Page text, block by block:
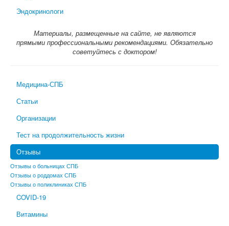
Эндокринологи
Материалы, размещенные на сайте, не являются
прямыми профессиональными рекомендациями. Обязательно
советуйтесь с доктором!
Медицина-СПБ
Статьи
Организации
Тест на продолжительность жизни
Отзывы
Отзывы о больницах СПБ
Отзывы о роддомах СПБ
Отзывы о поликлиниках СПБ
COVID-19
Витамины